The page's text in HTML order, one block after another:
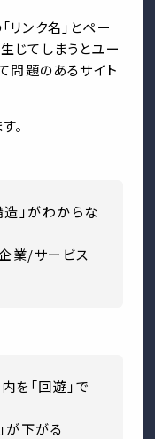
リンク名」とペー
じてしまうとユー
問題のあるサイト
。
造」がわからな
業/サービス
を「回遊」で
が下がる